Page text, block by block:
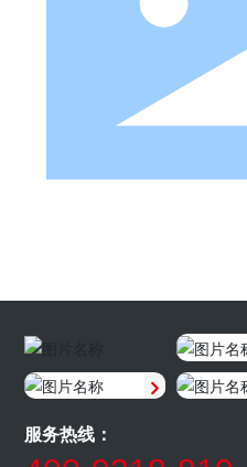
服务热线：